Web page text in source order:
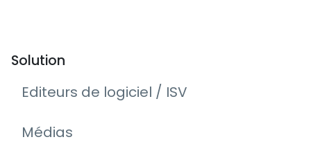
Solution
Editeurs de logiciel / ISV
Médias